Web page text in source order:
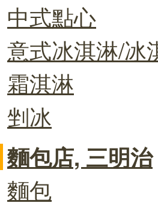
中式點心
意式冰淇淋/冰
霜淇淋
剉冰
麵包店, 三明治
麵包